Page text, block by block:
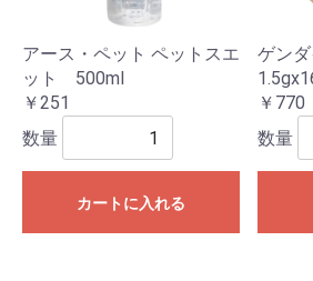
アース・ペット ペットスエ
ット 500ml
￥251
数量
カートに入れる
ゲン
￥770
数量